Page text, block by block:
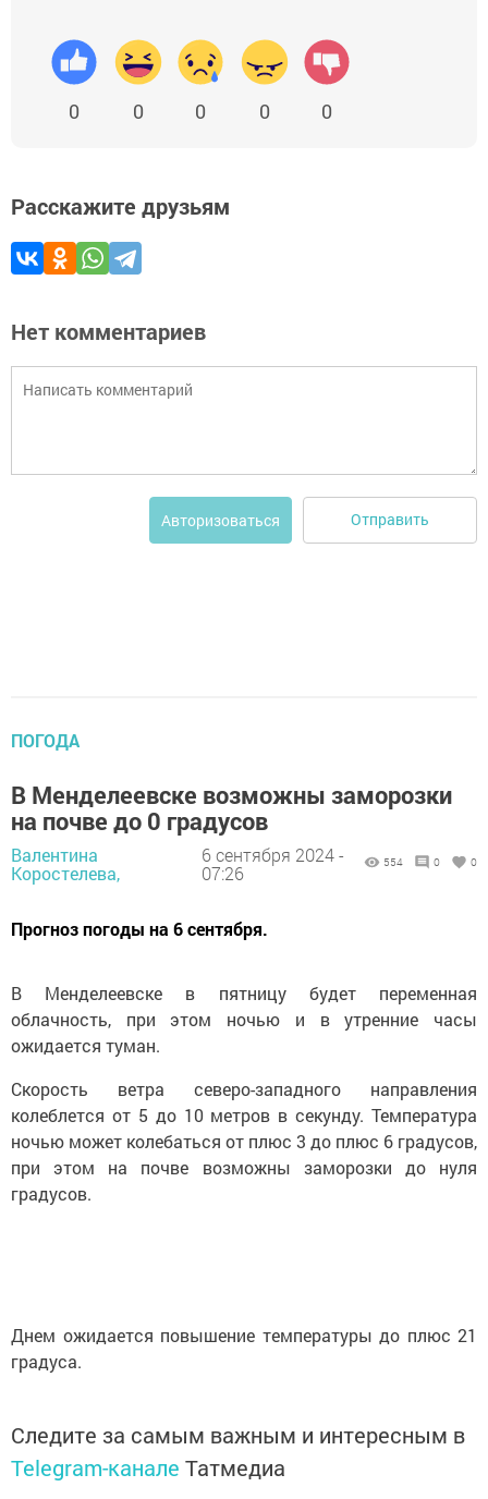
0 0 0 0 0
Расскажите друзьям
Нет комментариев
Авторизоваться Отправить
ПОГОДА
В Менделеевске возможны заморозки
на почве до 0 градусов
Валентина
Коростелева,
6 сентября 2024 -
07:26
554 0 0
Прогноз погоды на 6 сентября.
В Менделеевске в пятницу будет переменная
облачность, при этом ночью и в утренние часы
ожидается туман.
Скорость ветра северо-западного направления
колеблется от 5 до 10 метров в секунду. Температура
ночью может колебаться от плюс 3 до плюс 6 градусов,
при этом на почве возможны заморозки до нуля
градусов.
Днем ожидается повышение температуры до плюс 21
градуса.
Следите за самым важным и интересным в
Telegram-канале Татмедиа